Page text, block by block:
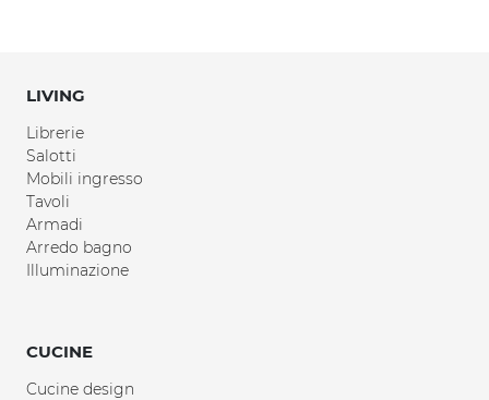
LIVING
Librerie
Salotti
Mobili ingresso
Tavoli
Armadi
Arredo bagno
Illuminazione
CUCINE
Cucine design